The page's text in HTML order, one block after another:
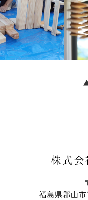
株式会
福島県郡山